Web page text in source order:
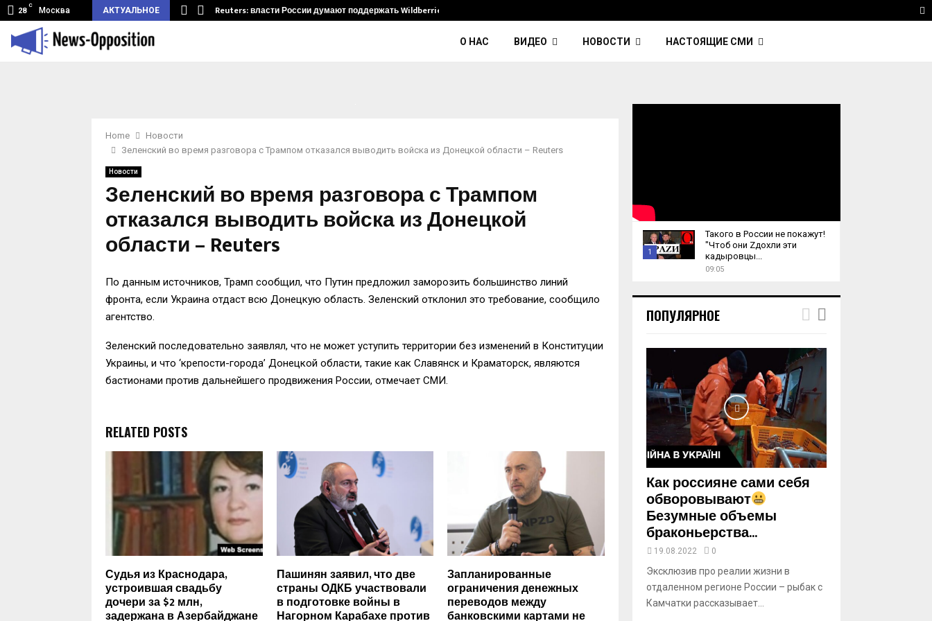
28
C
Москва АКТУАЛЬНОЕ
туннель из Беларуси.… Reuters: власти России думают поддержать Wildberries и его…
О НАС ВИДЕО НОВОСТИ НАСТОЯЩИЕ СМИ
Home
Новости
Зеленский во время разговора с Трампом отказался выводить войска из Донецкой области – Reuters
Новости
Зеленский во время разговора с Трампом
отказался выводить войска из Донецкой
области – Reuters
По данным источников, Трамп сообщил, что Путин предложил заморозить большинство линий
фронта, если Украина отдаст всю Донецкую область. Зеленский отклонил это требование, сообщило
агентство.
Зеленский последовательно заявлял, что не может уступить территории без изменений в Конституции
Украины, и что ‘крепости-города’ Донецкой области, такие как Славянск и Краматорск, являются
бастионами против дальнейшего продвижения России, отмечает СМИ.
RELATED POSTS
Судья из Краснодара,
устроившая свадьбу
дочери за $2 млн,
задержана в Азербайджане
Пашинян заявил, что две
страны ОДКБ участвовали
в подготовке войны в
Нагорном Карабахе против
Запланированные
ограничения денежных
переводов между
банковскими картами не
1
u
m
u
b
e
Такого в России не покажут!
"Чтоб они Zдохли эти
кадыровцы...
09:05
ПОПУЛЯРНОЕ
Как россияне сами себя
обворовывают
Безумные объемы
браконьерства...
19.08.2022 0
Эксклюзив про реалии жизни в
отдаленном регионе России – рыбак с
Камчатки рассказывает...